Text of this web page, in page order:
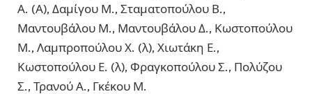
Α. (Α), Δαμίγου Μ., Σταματοπούλου Β.,
Μαντουβάλου Μ., Μαντουβάλου Δ., Κωστοπούλου
Μ., Λαμπροπούλου Χ. (λ), Χιωτάκη Ε.,
Κωστοπούλου Ε. (λ), Φραγκοπούλου Σ., Πολύζου
Σ., Τρανού Α., Γκέκου Μ.